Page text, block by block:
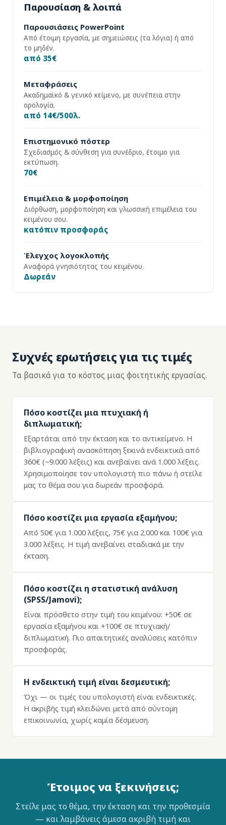
Παρουσίαση & λοιπά
Παρουσιάσεις PowerPoint
Από έτοιμη εργασία, με σημειώσεις (τα λόγια) ή από
το μηδέν.
από 35€
Μεταφράσεις
Ακαδημαϊκό & γενικό κείμενο, με συνέπεια στην
ορολογία.
από 14€/500λ.
Επιστημονικό πόστερ
Σχεδιασμός & σύνθεση για συνέδριο, έτοιμο για
εκτύπωση.
70€
Επιμέλεια & μορφοποίηση
Διόρθωση, μορφοποίηση και γλωσσική επιμέλεια του
κειμένου σου.
κατόπιν προσφοράς
Έλεγχος λογοκλοπής
Αναφορά γνησιότητας του κειμένου.
Δωρεάν
Συχνές ερωτήσεις για τις τιμές
Τα βασικά για το κόστος μιας φοιτητικής εργασίας.
Πόσο κοστίζει μια πτυχιακή ή
διπλωματική;
Εξαρτάται από την έκταση και το αντικείμενο. Η
βιβλιογραφική ανασκόπηση ξεκινά ενδεικτικά από
360€ (~9.000 λέξεις) και ανεβαίνει ανά 1.000 λέξεις.
Χρησιμοποίησε τον υπολογιστή πιο πάνω ή στείλε
μας το θέμα σου για δωρεάν προσφορά.
Πόσο κοστίζει μια εργασία εξαμήνου;
Από 50€ για 1.000 λέξεις, 75€ για 2.000 και 100€ για
3.000 λέξεις. Η τιμή ανεβαίνει σταδιακά με την
έκταση.
Πόσο κοστίζει η στατιστική ανάλυση
(SPSS/Jamovi);
Είναι πρόσθετο στην τιμή του κειμένου: +50€ σε
εργασία εξαμήνου και +100€ σε πτυχιακή/
διπλωματική. Πιο απαιτητικές αναλύσεις κατόπιν
προσφοράς.
Η ενδεικτική τιμή είναι δεσμευτική;
Όχι — οι τιμές του υπολογιστή είναι ενδεικτικές.
Η ακριβής τιμή κλειδώνει μετά από σύντομη
επικοινωνία, χωρίς καμία δέσμευση.
Έτοιμος να ξεκινήσεις;
Στείλε μας το θέμα, την έκταση και την προθεσμία
— και λαμβάνεις άμεσα ακριβή τιμή και